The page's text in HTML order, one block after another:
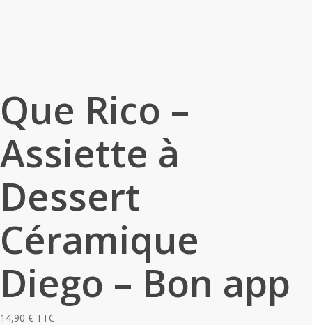
Que Rico –
Assiette à
Dessert
Céramique
Diego – Bon app
14,90 € TTC